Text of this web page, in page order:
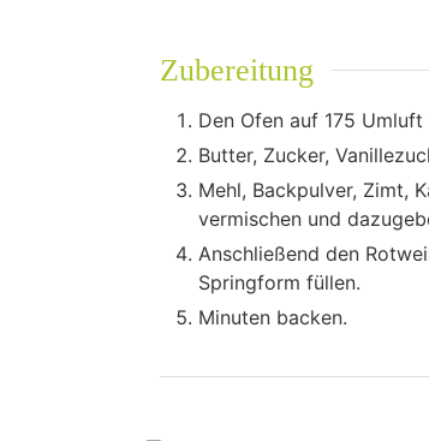
Zubereitung
Den Ofen auf 175
Butter, Zucker,
Mehl, Backpulver, Zimt,
vermischen und
Anschließend den
Springform füllen.
Minuten backen.